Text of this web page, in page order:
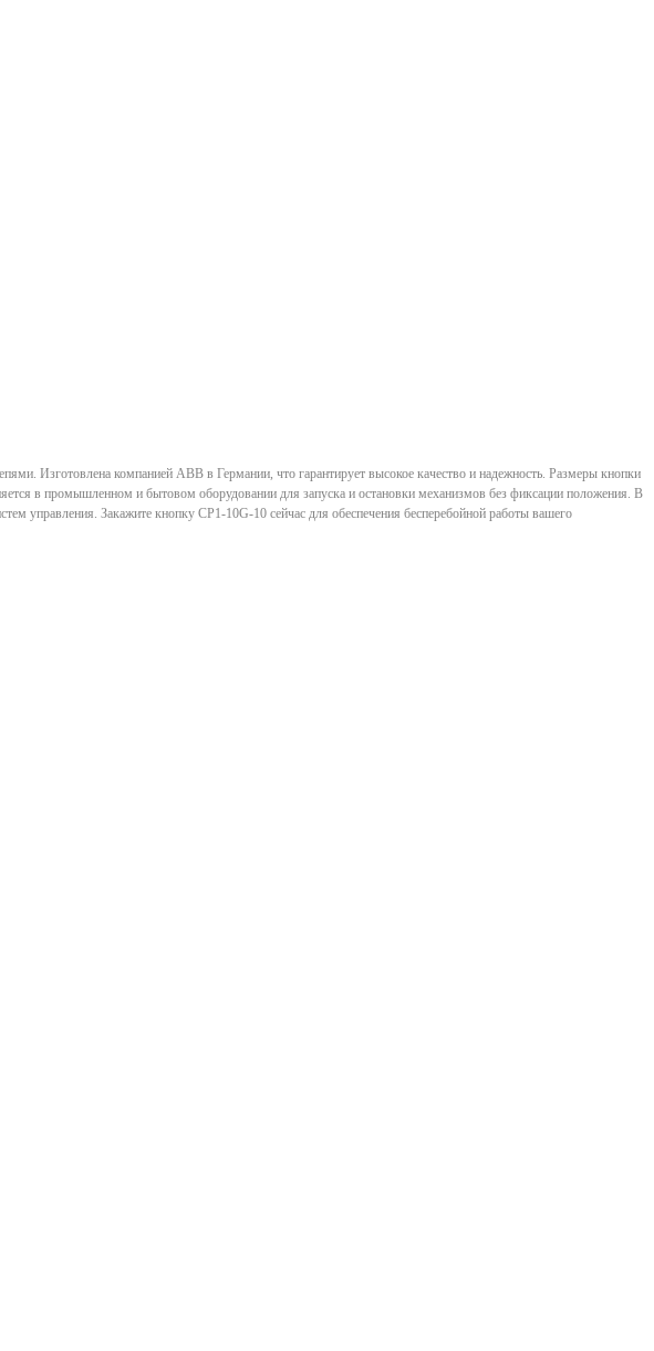
Изготовлена компанией ABB в Германии, что гарантирует высокое качество и надежность. Размеры кнопки
в промышленном и бытовом оборудовании для запуска и остановки механизмов без фиксации положения. В
управления. Закажите кнопку CP1-10G-10 сейчас для обеспечения бесперебойной работы вашего